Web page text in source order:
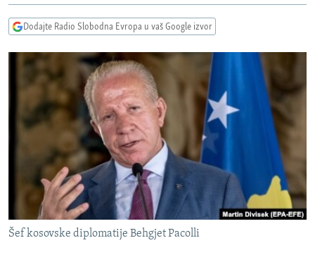
Pređite
na
VIDEO
FOTOGALERIJE
INFOGRAFIKE
PODCASTI
RAT U UKRAJINI
KINA NA BALKANU
RSE PRIČE IZ SVIJETA
ISPRIČAJ MI
DNEVNO@RSE
SPECIJALI RSE
VIŠE OD NASLOVA
GENOCID U SREBRENICI
PRATITE NAS
Dodajte Radio Slobodna Evropa u vaš Google izvor
Šef kosovske diplomatije Behgjet Pacolli